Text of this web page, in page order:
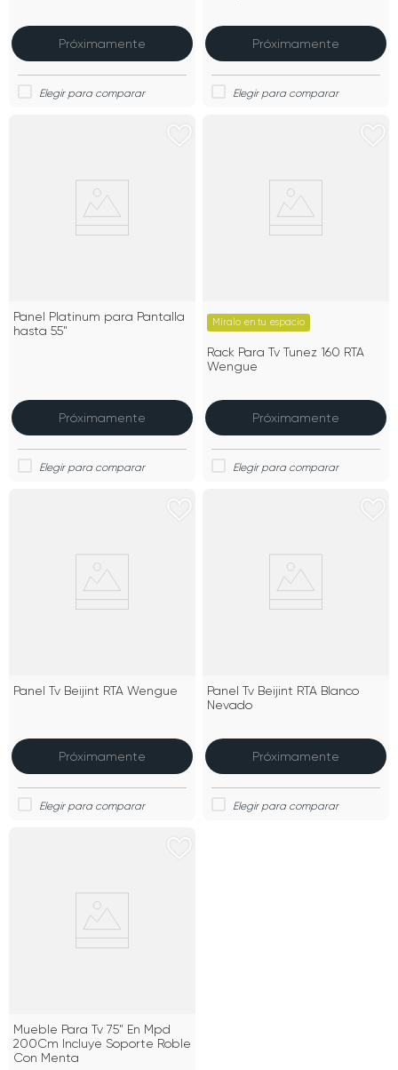
Próximamente Próximamente
Panel Platinum para Pantalla
hasta 55"
Próximamente
Míralo en tu espacio
Rack Para Tv Tunez 160 RTA
Wengue
Próximamente
Panel Tv Beijint RTA Wengue
Próximamente
Panel Tv Beijint RTA Blanco
Nevado
Próximamente
Mueble Para Tv 75" En Mpd
200Cm Incluye Soporte Roble
Con Menta